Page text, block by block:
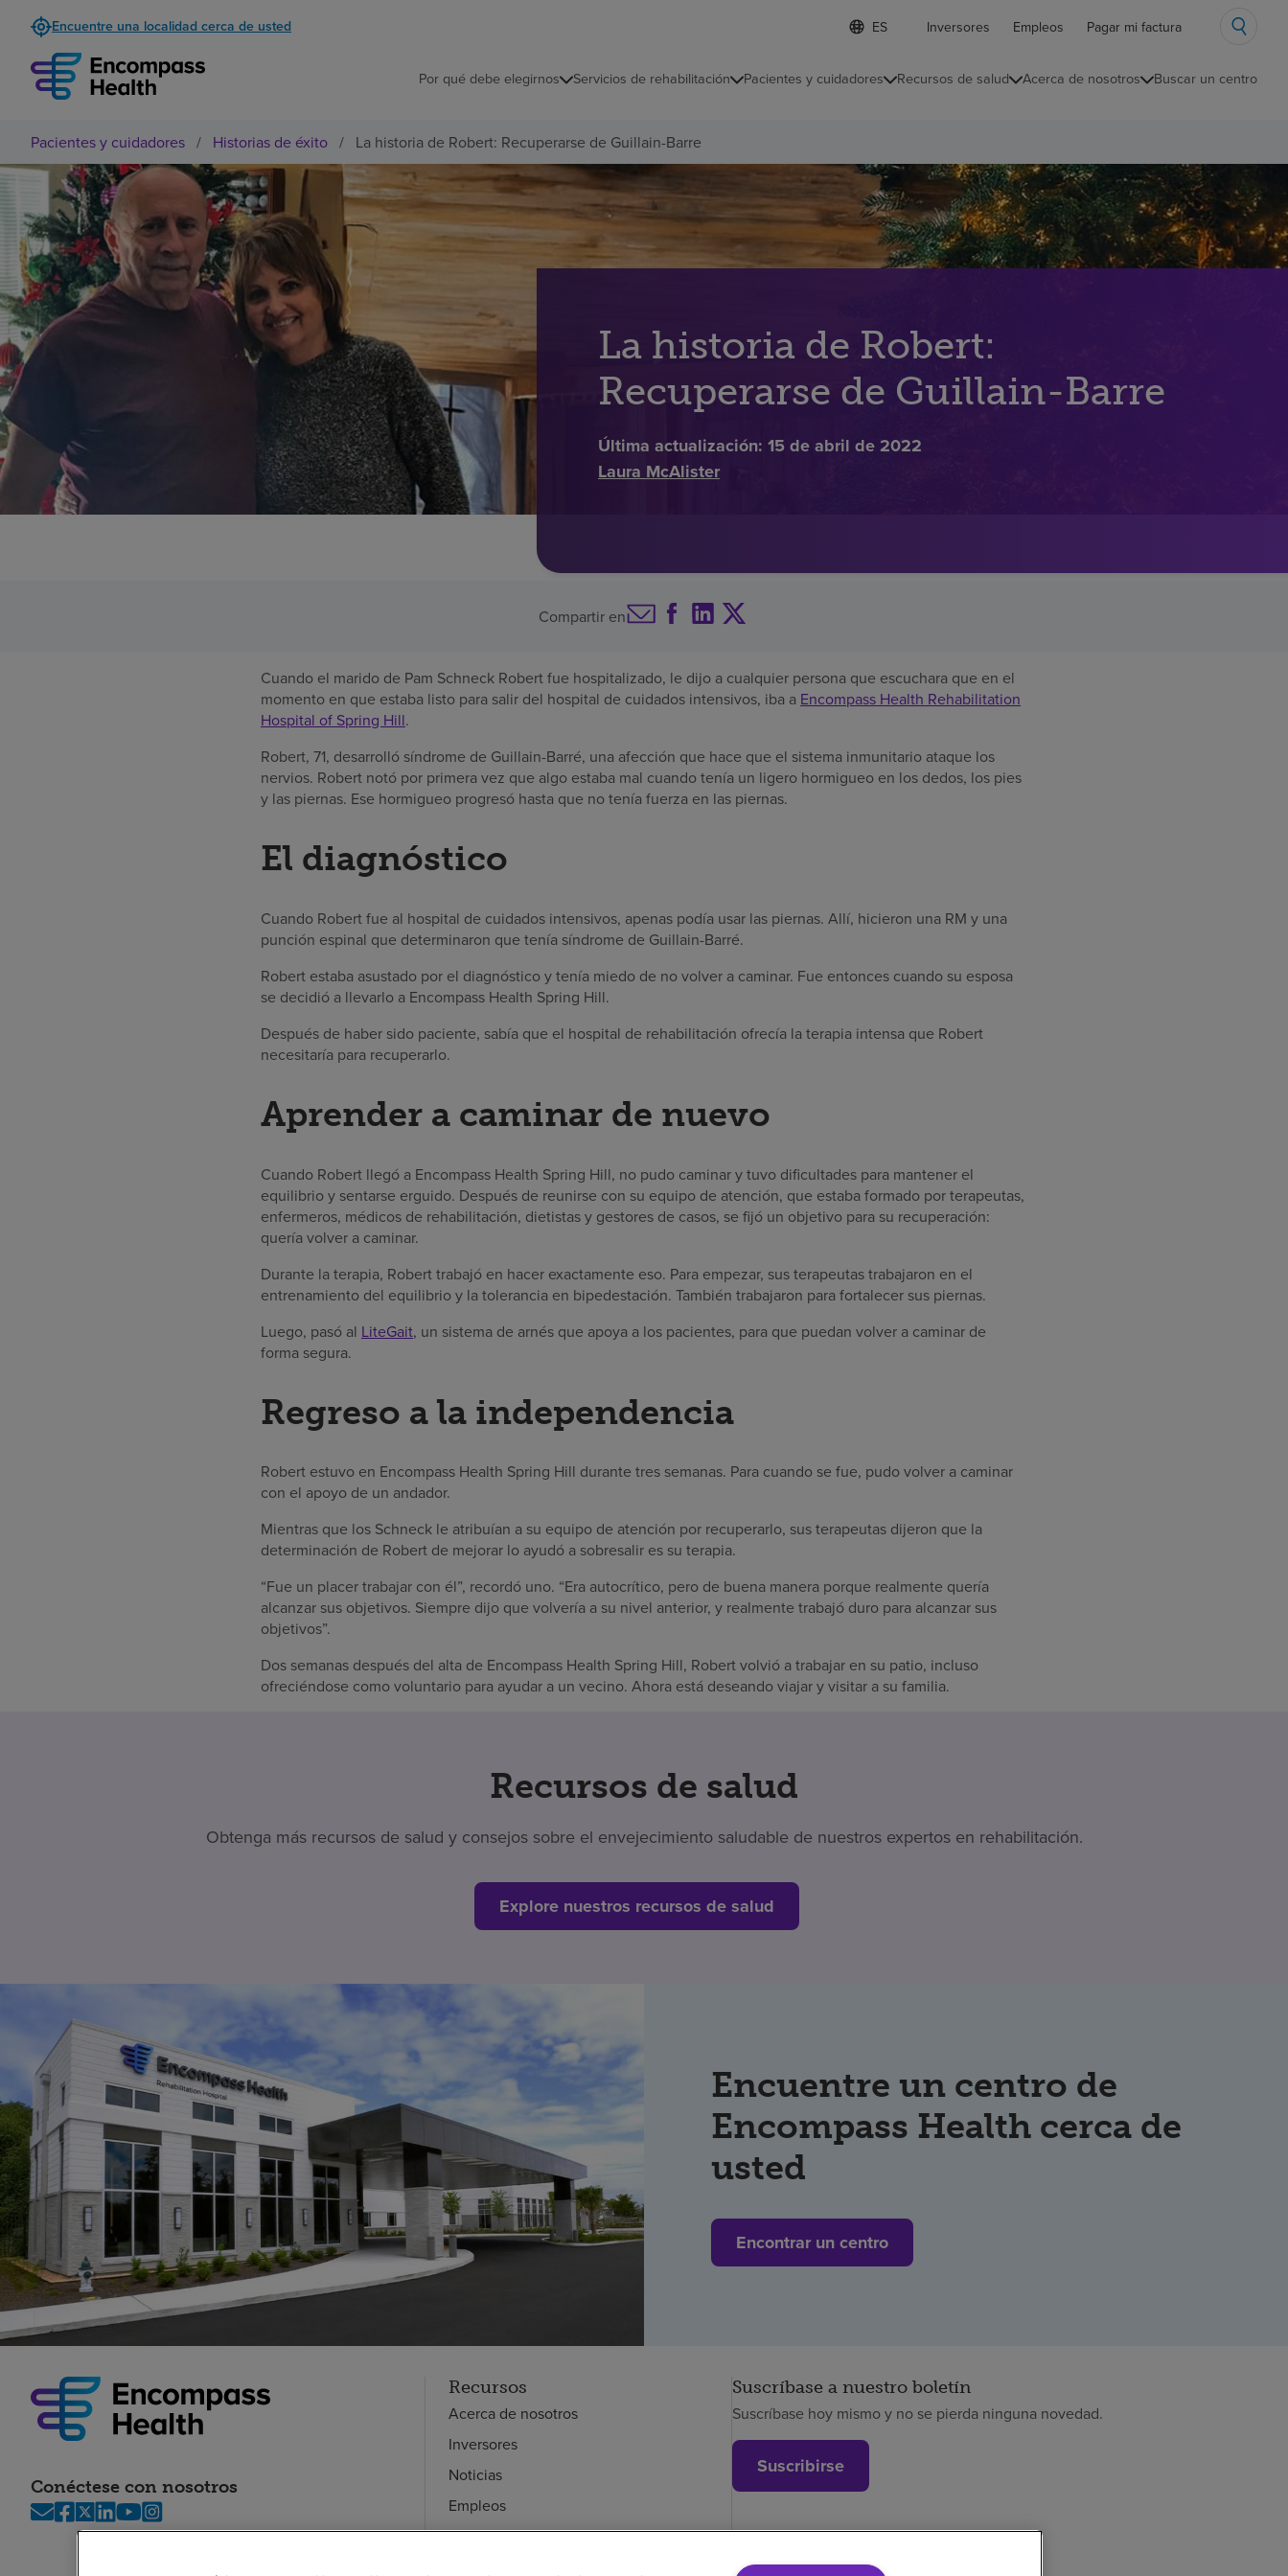
Encuentre una localidad cerca de usted
Lista
de
contraída
d
o
m
l
n
Inversores Empleos Pagar mi factura
Por qué debe elegirnos Servicios de rehabilitación Pacientes y cuidadores Recursos de salud Acerca de nosotros Buscar un centro
Pacientes y cuidadores / Historias de éxito / La historia de Robert: Recuperarse de Guillain-Barre
La historia de Robert:
Recuperarse de Guillain-Barre
Última actualización: 15 de abril de 2022
Laura McAlister
Compartir en
Cuando el marido de Pam Schneck Robert fue hospitalizado, le dijo a cualquier persona que escuchara que en el
momento en que estaba listo para salir del hospital de cuidados intensivos, iba a Encompass Health Rehabilitation
Hospital of Spring Hill.
Robert, 71, desarrolló síndrome de Guillain-Barré, una afección que hace que el sistema inmunitario ataque los
nervios. Robert notó por primera vez que algo estaba mal cuando tenía un ligero hormigueo en los dedos, los pies
y las piernas. Ese hormigueo progresó hasta que no tenía fuerza en las piernas.
El diagnóstico
Cuando Robert fue al hospital de cuidados intensivos, apenas podía usar las piernas. Allí, hicieron una RM y una
punción espinal que determinaron que tenía síndrome de Guillain-Barré.
Robert estaba asustado por el diagnóstico y tenía miedo de no volver a caminar. Fue entonces cuando su esposa
se decidió a llevarlo a Encompass Health Spring Hill.
Después de haber sido paciente, sabía que el hospital de rehabilitación ofrecía la terapia intensa que Robert
necesitaría para recuperarlo.
Aprender a caminar de nuevo
Cuando Robert llegó a Encompass Health Spring Hill, no pudo caminar y tuvo dificultades para mantener el
equilibrio y sentarse erguido. Después de reunirse con su equipo de atención, que estaba formado por terapeutas,
enfermeros, médicos de rehabilitación, dietistas y gestores de casos, se fijó un objetivo para su recuperación:
quería volver a caminar.
Durante la terapia, Robert trabajó en hacer exactamente eso. Para empezar, sus terapeutas trabajaron en el
entrenamiento del equilibrio y la tolerancia en bipedestación. También trabajaron para fortalecer sus piernas.
Luego, pasó al LiteGait, un sistema de arnés que apoya a los pacientes, para que puedan volver a caminar de
forma segura.
Regreso a la independencia
Robert estuvo en Encompass Health Spring Hill durante tres semanas. Para cuando se fue, pudo volver a caminar
con el apoyo de un andador.
Mientras que los Schneck le atribuían a su equipo de atención por recuperarlo, sus terapeutas dijeron que la
determinación de Robert de mejorar lo ayudó a sobresalir es su terapia.
“Fue un placer trabajar con él”, recordó uno. “Era autocrítico, pero de buena manera porque realmente quería
alcanzar sus objetivos. Siempre dijo que volvería a su nivel anterior, y realmente trabajó duro para alcanzar sus
objetivos”.
Dos semanas después del alta de Encompass Health Spring Hill, Robert volvió a trabajar en su patio, incluso
ofreciéndose como voluntario para ayudar a un vecino. Ahora está deseando viajar y visitar a su familia.
Recursos de salud
Obtenga más recursos de salud y consejos sobre el envejecimiento saludable de nuestros expertos en rehabilitación.
Explore nuestros recursos de salud
Encuentre un centro de
Encompass Health cerca de
usted
Encontrar un centro
Conéctese con nosotros
Recursos
Acerca de nosotros
Inversores
Noticias
Empleos
Empleados
Suscríbase a nuestro boletín
Suscríbase hoy mismo y no se pierda ninguna novedad.
Suscribirse